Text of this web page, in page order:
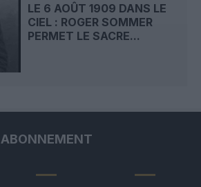
LE 6 AOÛT 1909 DANS LE
CIEL : ROGER SOMMER
PERMET LE SACRE...
ABONNEMENT